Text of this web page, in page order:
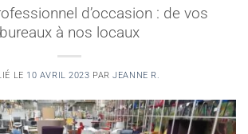
d’occasion : de vos
bureaux à nos locaux
LE 10 AVRIL 2023 PARJEANNE R.